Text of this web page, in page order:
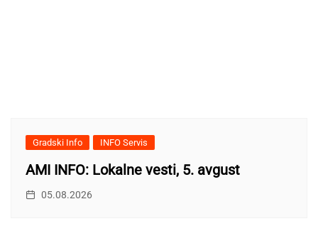
Gradski Info INFO Servis
AMI INFO: Lokalne vesti, 5. avgust
05.08.2026